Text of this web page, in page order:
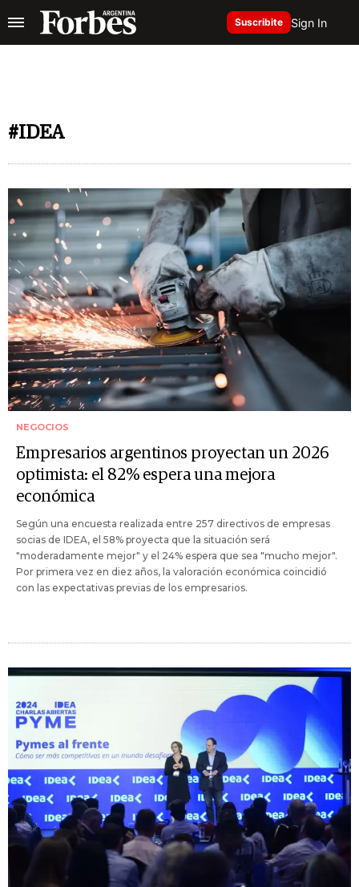
Suscribite Sign In
#IDEA
NEGOCIOS
Empresarios argentinos proyectan un 2026
optimista: el 82% espera una mejora
económica
Según una encuesta realizada entre 257 directivos de empresas
socias de IDEA, el 58% proyecta que la situación será
"moderadamente mejor" y el 24% espera que sea "mucho mejor".
Por primera vez en diez años, la valoración económica coincidió
con las expectativas previas de los empresarios.